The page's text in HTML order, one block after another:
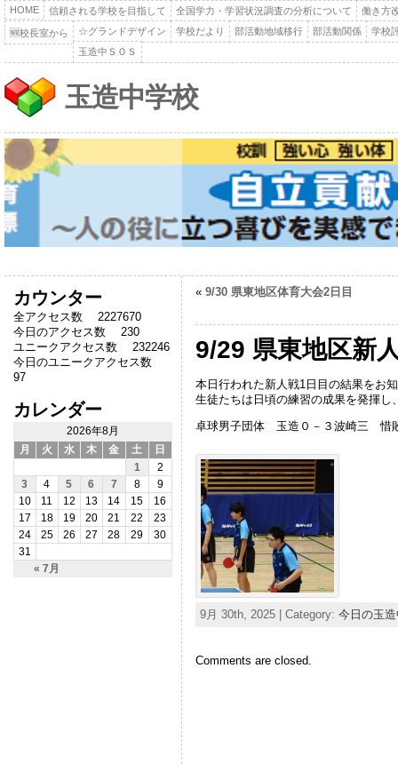
HOME 信頼される学校を目指して 全国学力・学習状況調査の分析について 働き方
🆕校長室から ☆グランドデザイン 学校だより 部活動地域移行 部活動関係
学校
玉造中ＳＯＳ
玉造中学校
カウンター
全アクセス数 2227670
今日のアクセス数 230
ユニークアクセス数 232246
今日のユニークアクセス数
97
カレンダー
2026年8月
月
火 水 木 金 土 日
« 7月
1
2
3
4 5 6 7 8
9
10
11 12 13 14 15
16
17
18 19 20 21 22
23
24
25 26 27 28 29
30
31
« 9/30 県東地区体育大会2日目
9/29 県東地区新
本日行われた新人戦1日目の結果をお
生徒たちは日頃の練習の成果を発揮
卓球男子団体 玉造０－３波崎三 惜
9月 30th, 2025 | Category: 今日の玉
Comments are closed.